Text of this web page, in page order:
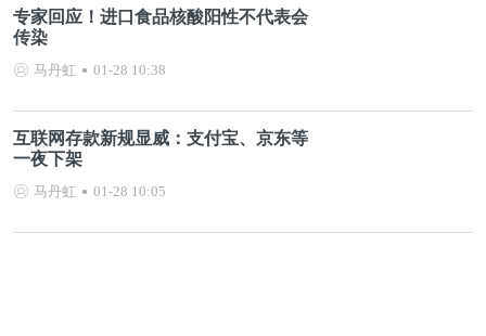
专家回应！进口食品核酸阳性不代表会
传染
马丹虹 01-28 10:38
互联网存款新规显威：支付宝、京东等
一夜下架
马丹虹 01-28 10:05